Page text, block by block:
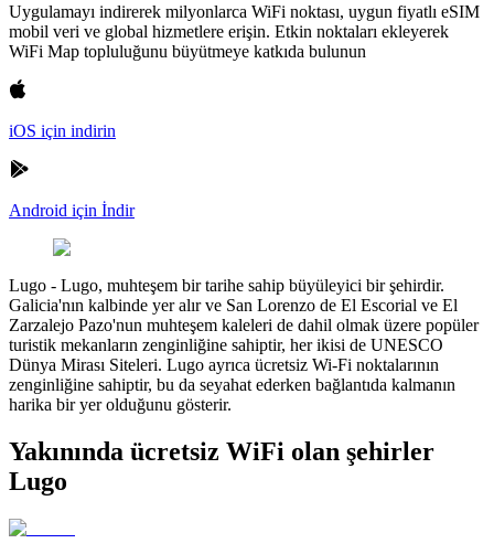
Uygulamayı indirerek milyonlarca WiFi noktası, uygun fiyatlı eSIM
mobil veri ve global hizmetlere erişin. Etkin noktaları ekleyerek
WiFi Map topluluğunu büyütmeye katkıda bulunun
iOS için indirin
Android için İndir
Lugo - Lugo, muhteşem bir tarihe sahip büyüleyici bir şehirdir.
Galicia'nın kalbinde yer alır ve San Lorenzo de El Escorial ve El
Zarzalejo Pazo'nun muhteşem kaleleri de dahil olmak üzere popüler
turistik mekanların zenginliğine sahiptir, her ikisi de UNESCO
Dünya Mirası Siteleri. Lugo ayrıca ücretsiz Wi-Fi noktalarının
zenginliğine sahiptir, bu da seyahat ederken bağlantıda kalmanın
harika bir yer olduğunu gösterir.
Yakınında ücretsiz WiFi olan şehirler
Lugo